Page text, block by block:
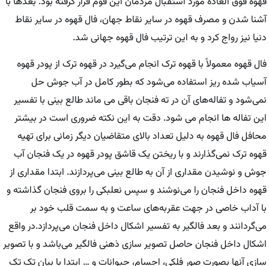
آشنا شدن و مصرف قهوه در سایر نقاط جهان، فال قهوه در سایر نقاط
دنیا نیز رواج کرد و به این ترتیب فال قهوه جهانی شد.
فال قهوه معمولاً با قهوه ترک انجام می‌گیرد در قهوه ترک از پودر قهوه
آسیاب شده ریز استفاده می‌شود که بطور کامل در آب جوش حل
نمی‌شود و تفاله‌های آن در ته فنجان باقی می ماند طالع بینی با تفسیر
این تفاله ها انجام می شود. دقت به این نکته ضروری است در بیشتر
محافل فال قهوه به دلیل تعداد بالای متقاضیان دیگر زمانی برای تهیه
قهوه ترک نمی‌گذارند و با ریختن یک قاشق پودر قهوه در یک فنجان آب
جوش و نوشیدن مقداری از آن به طالع بینی می‌پردازند. ابتدا مقداری از
قهوه داخل فنجان را می‌نوشند و سپس نعلبکی را بروی فنجان گذاشته و
با آداب خاصی در جهت عقربه‌های ساعت و به سمت قلب خود بر
می‌گردانند و بعد فالگیر به تفسیر اشکال داخل فنجان می‌پردازد.در واقع
اشکال داخل فنجان حاصل تصویر سازی ذهنی فالگیر می‌باشد و با تصویر
سازی آنها بصورت صور فلکی، اجسام، حیوانات و … ابتدا با بیان تک تک